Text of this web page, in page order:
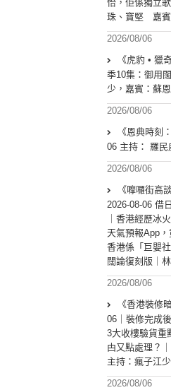
怡，佢係獨立
珠、寶堅 嘉賓
2026/08/06
《虎豹 • 獵
季10集：御用
少，嘉賓：蘇
2026/08/06
《恩典時刻
06 主持： 羅民
2026/08/06
《嚤囉街高
2026-08-06 借
｜香港經歷冰
天氣預報App，
香港係「巨嬰
闊論復刻版｜
2026/08/06
《香港裝修
06｜裝修完成
3大收樓驗貨重
甴又點處理？
主持：瘋子江
2026/08/06